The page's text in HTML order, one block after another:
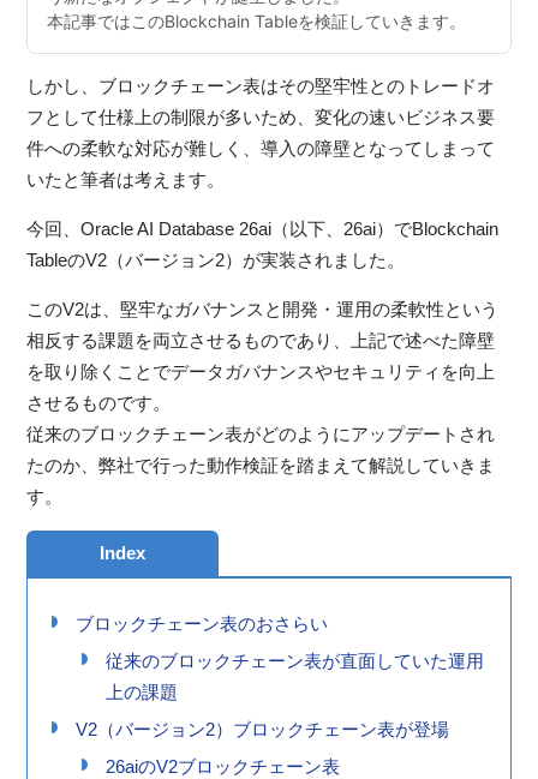
本記事ではこのBlockchain Tableを検証していきます。
しかし、ブロックチェーン表はその堅牢性とのトレードオ
フとして仕様上の制限が多いため、変化の速いビジネス要
件への柔軟な対応が難しく、導入の障壁となってしまって
いたと筆者は考えます。
今回、Oracle AI Database 26ai（以下、26ai）でBlockchain
TableのV2（バージョン2）が実装されました。
このV2は、堅牢なガバナンスと開発・運用の柔軟性という
相反する課題を両立させるものであり、上記で述べた障壁
を取り除くことでデータガバナンスやセキュリティを向上
させるものです。
従来のブロックチェーン表がどのようにアップデートされ
たのか、弊社で行った動作検証を踏まえて解説していきま
す。
Index
ブロックチェーン表のおさらい
従来のブロックチェーン表が直面していた運用
上の課題
V2（バージョン2）ブロックチェーン表が登場
26aiのV2ブロックチェーン表